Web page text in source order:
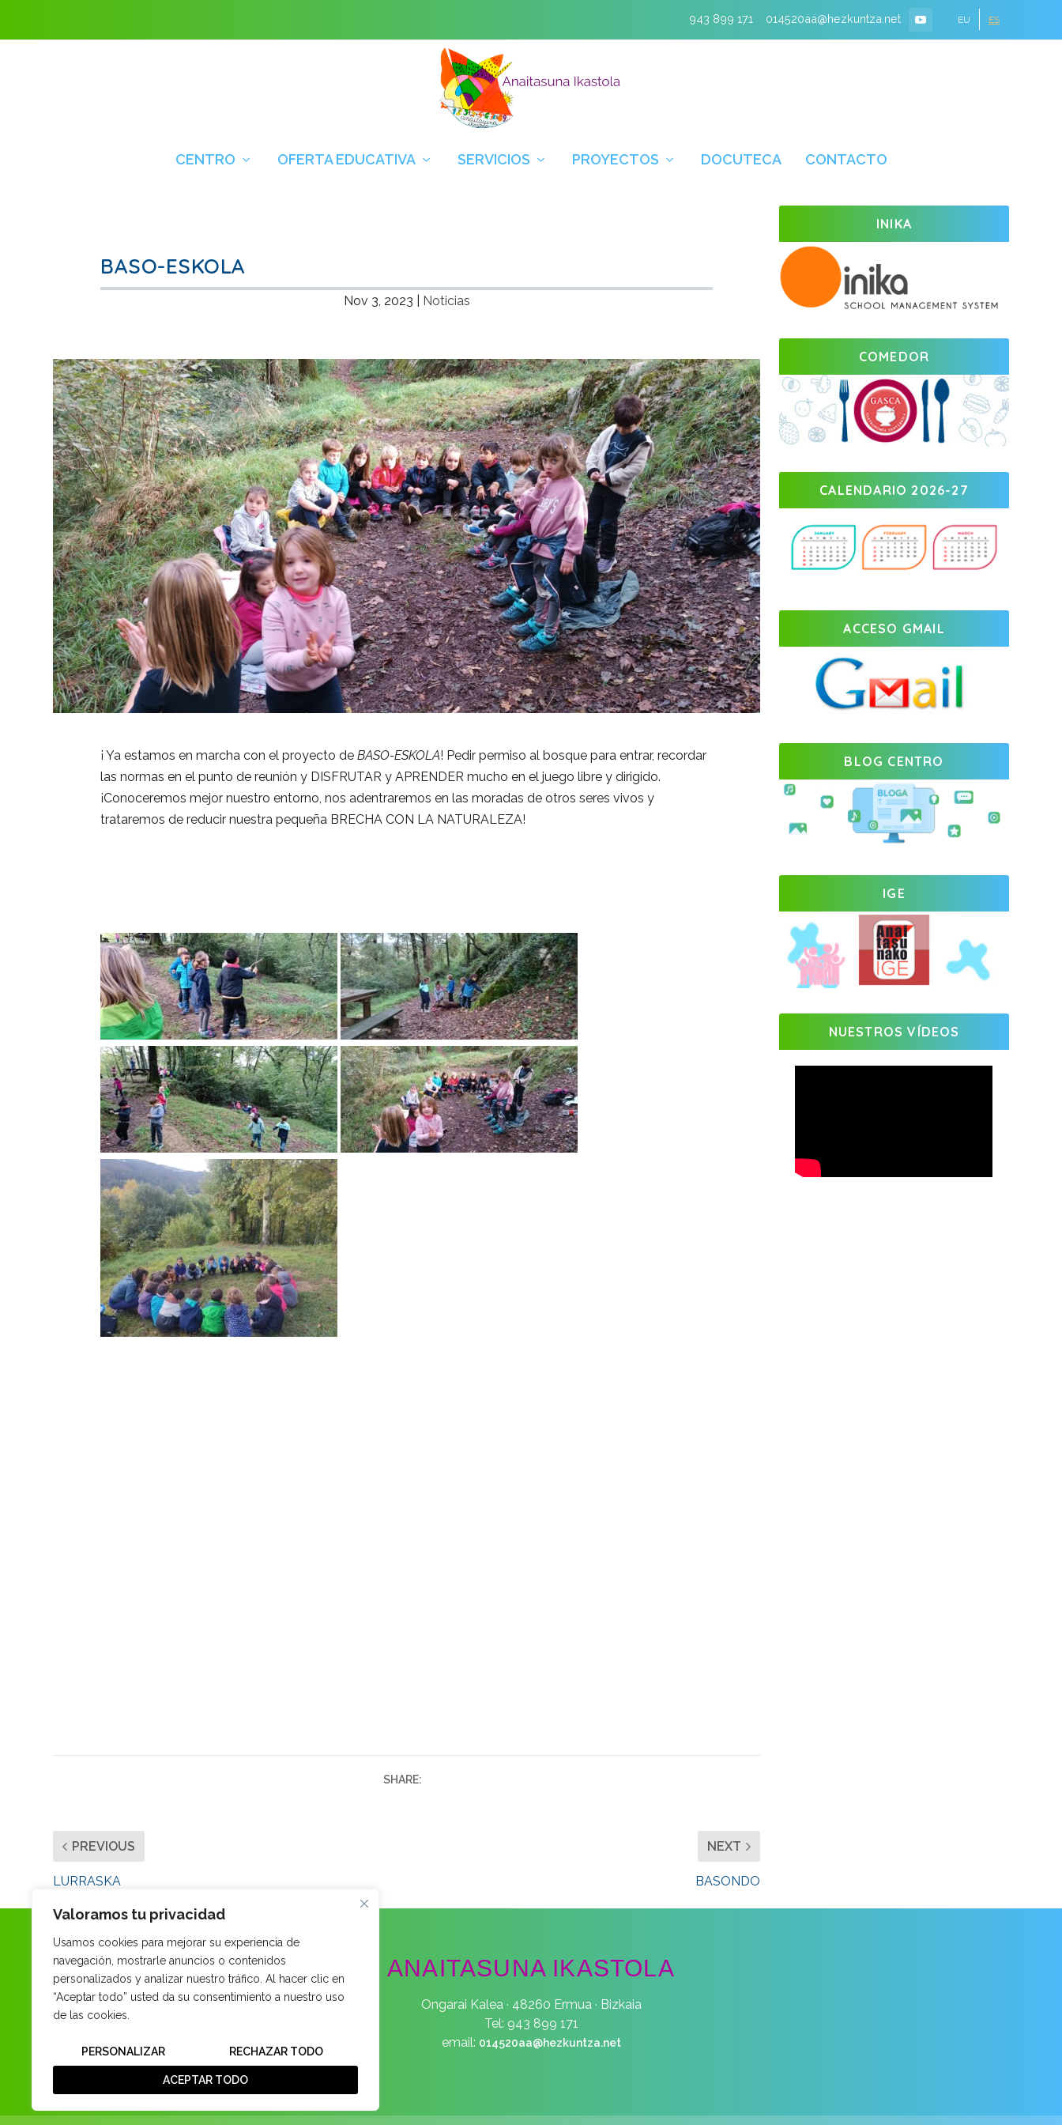
Valoramos tu privacidad
Usamos cookies para mejorar su experiencia de
navegación, mostrarle anuncios o contenidos
personalizados y analizar nuestro tráfico. Al hacer clic en
“Aceptar todo” usted da su consentimiento a nuestro uso
de las cookies.
PERSONALIZAR RECHAZAR TODO
ACEPTAR TODO
943 899 171 014520aa@hezkuntza.net EU ES
CENTRO OFERTA EDUCATIVA SERVICIOS PROYECTOS DOCUTECA CONTACTO
BASO-ESKOLA
Nov 3, 2023 Noticias
¡ Ya estamos en marcha con el proyecto deBASO-ESKOLA! Pedir permiso al bosque para entrar, recordar
las normas en el punto de reunión y DISFRUTAR y APRENDER mucho en el juego libre y dirigido.
¡Conoceremos mejor nuestro entorno, nos adentraremos en las moradas de otros seres vivos y
trataremos de reducir nuestra pequeña BRECHA CON LA NATURALEZA!
SHARE:
PREVIOUS
LURRASKA
NEXT
BASONDO
INIKA
COMEDOR
CALENDARIO 2026-27
ACCESO GMAIL
BLOG CENTRO
IGE
NUESTROS VÍDEOS
ANAITASUNA IKASTOLA
Ongarai Kalea · 48260 Ermua · Bizkaia
Tel: 943 899 171
email: 014520aa@hezkuntza.net